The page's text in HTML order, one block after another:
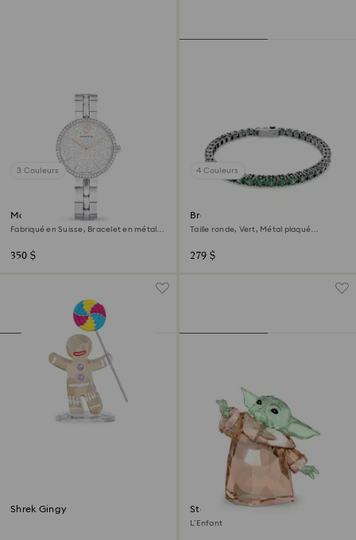
3 Couleurs
Montre Cosmopolitan
Fabriqué en Suisse, Bracelet en métal,
350 $
4 Couleurs
Bracelet Tennis Matrix
Taille ronde, Vert, Métal plaqué
279 $
Shrek Gingy Star Wars – Mandalorian
L’Enfant